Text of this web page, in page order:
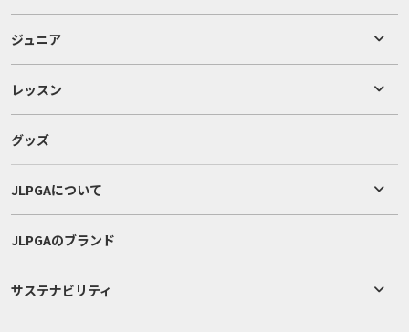
ジュニア
レッスン
グッズ
JLPGAについて
JLPGAのブランド
サステナビリティ